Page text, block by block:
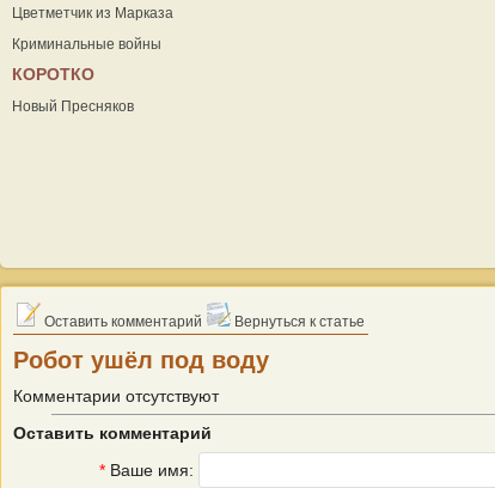
Цветметчик из Марказа
Криминальные войны
КОРОТКО
Новый Пресняков
Оставить комментарий Вернуться к статье
Робот ушёл под воду
Комментарии отсутствуют
Оставить комментарий
* Ваше имя: